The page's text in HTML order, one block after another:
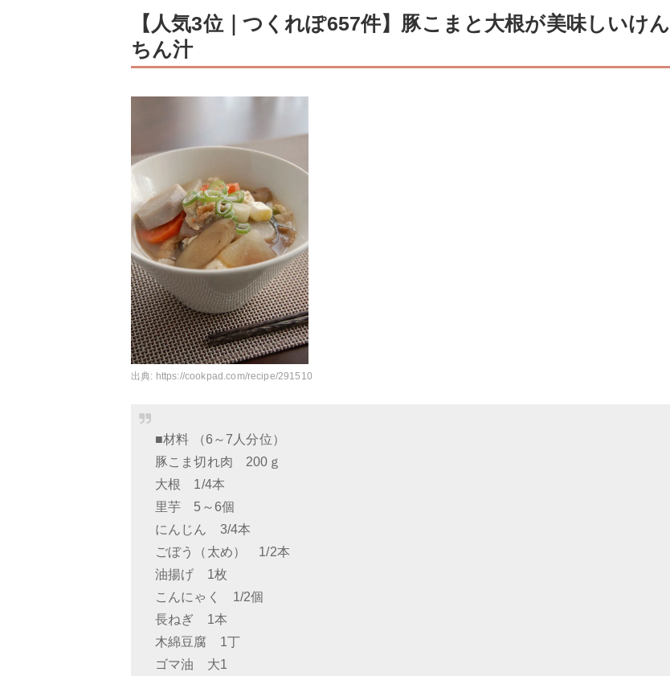
【人気3位｜つくれぽ657件】豚こまと大根が美味しいけん
ちん汁
出典: https://cookpad.com/recipe/291510
■材料 （6～7人分位）
豚こま切れ肉 200ｇ
大根 1/4本
里芋 5～6個
にんじん 3/4本
ごぼう（太め） 1/2本
油揚げ 1枚
こんにゃく 1/2個
長ねぎ 1本
木綿豆腐 1丁
ゴマ油 大1